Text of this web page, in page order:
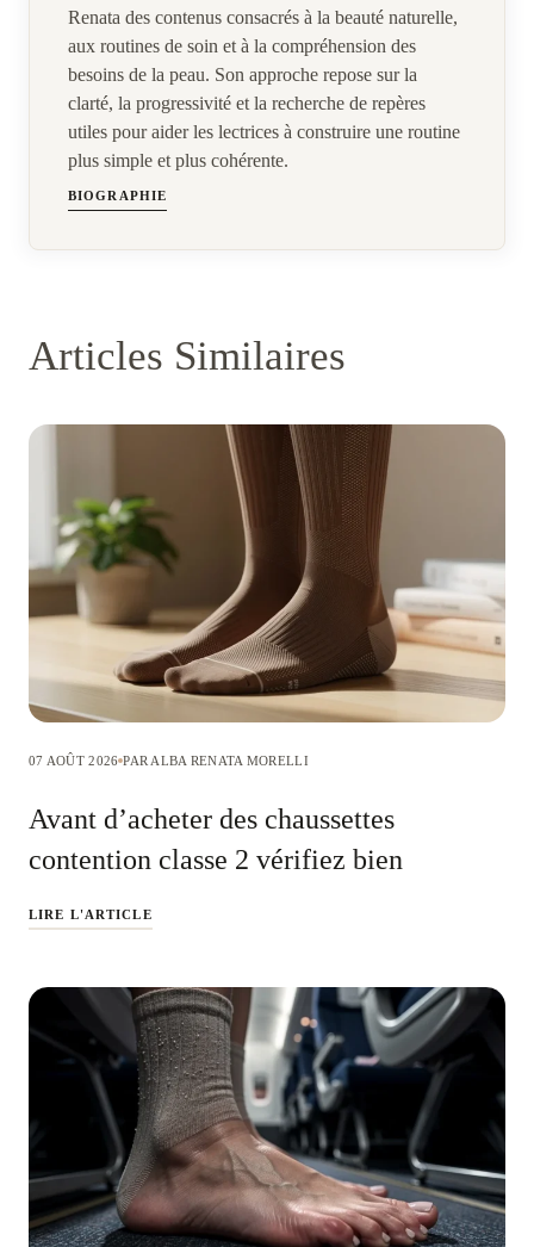
Renata des contenus consacrés à la beauté naturelle,
aux routines de soin et à la compréhension des
besoins de la peau. Son approche repose sur la
clarté, la progressivité et la recherche de repères
utiles pour aider les lectrices à construire une routine
plus simple et plus cohérente.
BIOGRAPHIE
Articles Similaires
07 AOÛT 2026 PAR ALBA RENATA MORELLI
Avant d’acheter des chaussettes
contention classe 2 vérifiez bien
LIRE L'ARTICLE